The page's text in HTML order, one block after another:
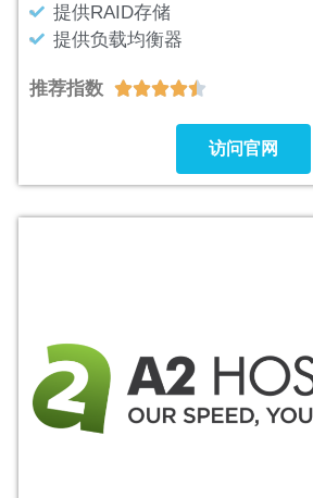
提供RAID存储
提供负载均衡器
推荐指数 
访问官网